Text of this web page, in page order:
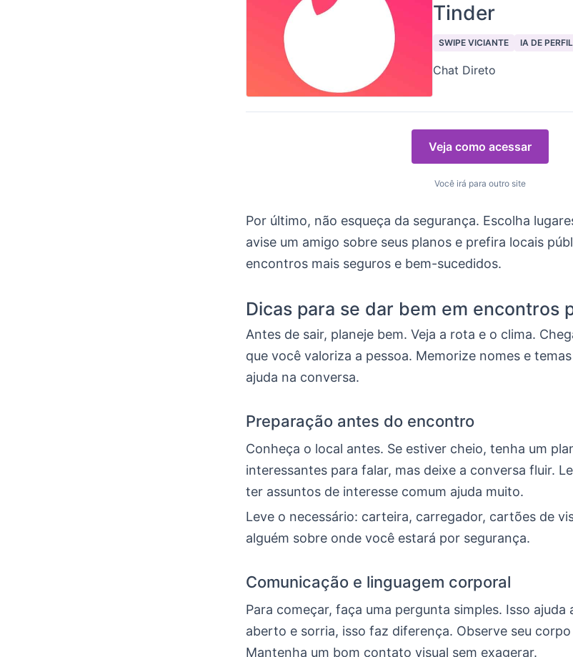
Tinder
SWIPE VICIANTE IA DE PERFIL
Chat Direto
Veja como acessar
Você irá para outro site
Por último, não esqueça da segurança. Escolha
avise um amigo sobre seus planos e prefira locais
encontros mais seguros e bem-sucedidos.
Dicas para se dar bem em encontros
Antes de sair, planeje bem. Veja a rota e o clima.
que você valoriza a pessoa. Memorize nomes e
ajuda na conversa.
Preparação antes do encontro
Conheça o local antes. Se estiver cheio, tenha um
interessantes para falar, mas deixe a conversa fluir.
ter assuntos de interesse comum ajuda muito.
Leve o necessário: carteira, carregador, cartões de
alguém sobre onde você estará por segurança.
Comunicação e linguagem corporal
Para começar, faça uma pergunta simples. Isso ajuda
aberto e sorria, isso faz diferença. Observe seu
Mantenha um bom contato visual sem exagerar.